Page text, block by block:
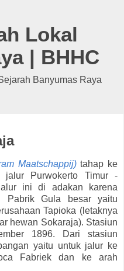
Lokal
| BHHC
Banyumas Raya
Maatschappij) tahap ke
Purwokerto Timur -
ini di adakan karena
Pabrik Gula besar yaitu
Tapioka (letaknya
hewan Sokaraja). Stasiun
1896. Dari stasiun
yaitu untuk jalur ke
Fabriek dan ke arah